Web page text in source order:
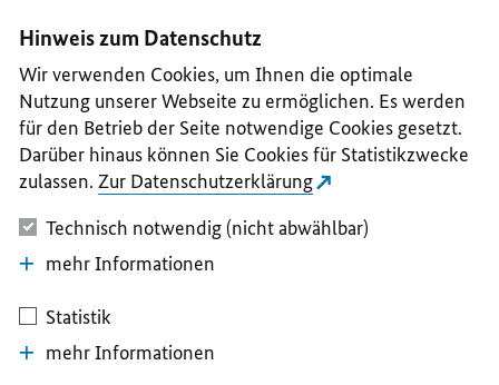
II
III
IV
V
Hinweis zum Datenschutz
Wir verwenden Cookies, um Ihnen die optimale
Nutzung unserer Webseite zu ermöglichen. Es werden
für den Betrieb der Seite notwendige Cookies gesetzt.
Darüber hinaus können Sie Cookies für Statistikzwecke
zulassen. Zur Datenschutzerklärung
Technisch notwendig (nicht abwählbar)
mehr Informationen
Statistik
mehr Informationen